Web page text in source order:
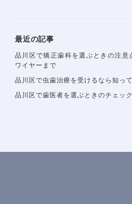
取扱矯正
矯正症例
最近の記事
品川区で矯正歯科を選ぶときの注意
ワイヤーまで
品川区で虫歯治療を受けるなら知っ
品川区で歯医者を選ぶときのチェッ